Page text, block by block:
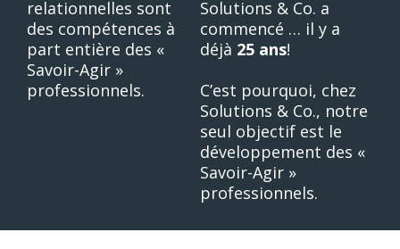
relationnelles sont
des compétences à
part entière des «
Savoir-Agir »
professionnels.
Solutions & Co. a
commencé … il y a
déjà 25 ans!
C’est pourquoi, chez
Solutions & Co., notre
seul objectif est le
développement des «
Savoir-Agir »
professionnels.